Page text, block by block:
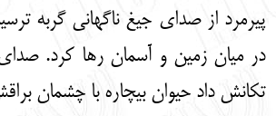
پیرمرد از صدای جیغ ناگهانی گربه
در میان زمین و آسمان رها کرد.
تکانش داد حیوان بیچاره با چشمان